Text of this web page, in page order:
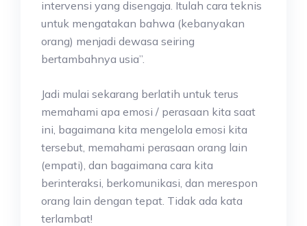
intervensi yang disengaja. Itulah cara teknis
untuk mengatakan bahwa (kebanyakan
orang) menjadi dewasa seiring
bertambahnya usia”.
Jadi mulai sekarang berlatih untuk terus
memahami apa emosi / perasaan kita saat
ini, bagaimana kita mengelola emosi kita
tersebut, memahami perasaan orang lain
(empati), dan bagaimana cara kita
berinteraksi, berkomunikasi, dan merespon
orang lain dengan tepat. Tidak ada kata
terlambat!